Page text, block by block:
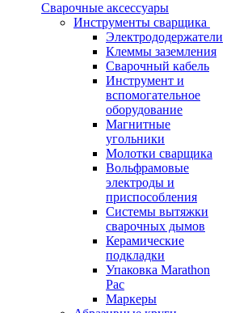
Сварочные аксессуары
Инструменты сварщика
Электрододержатели
Клеммы заземления
Сварочный кабель
Инструмент и
вспомогательное
оборудование
Магнитные
угольники
Молотки сварщика
Вольфрамовые
электроды и
приспособления
Системы вытяжки
сварочных дымов
Керамические
подкладки
Упаковка Marathon
Pac
Маркеры